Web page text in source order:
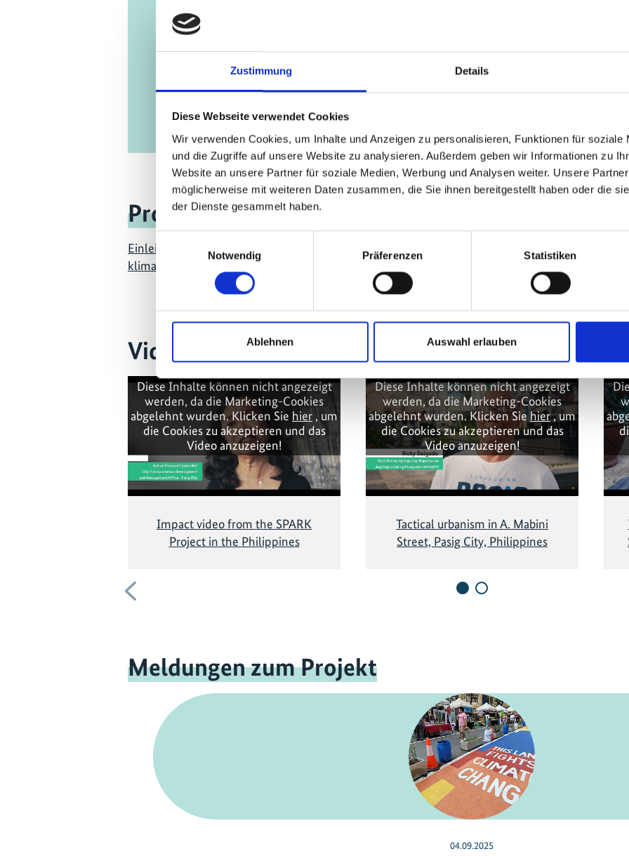
Zustimmung Details
Diese Webseite verwendet Cookies
Wir verwenden Cookies, um Inhalte und Anzeigen zu personalisieren, Funktionen für soziale
und die Zugriffe auf unsere Website zu analysieren. Außerdem geben wir Informationen zu
Website an unsere Partner für soziale Medien, Werbung und Analysen weiter. Unsere
möglicherweise mit weiteren Daten zusammen, die Sie ihnen bereitgestellt haben oder die
der Dienste gesammelt haben.
Notwendig
Präferenzen Statistiken
Ablehnen Auswahl erlauben
mehr Publikationen
Projekt
Einleitung nachhaltiger Mobilitätsaktionen für
klimafreundliche Städte (SPARK)
Videos zum Projekt
Vorherige
Diese Inhalte können nicht angezeigt
werden, da die Marketing-Cookies
abgelehnt wurden. Klicken Sie hier , um
die Cookies zu akzeptieren und das
Video anzuzeigen!
Impact video from the SPARK
Project in the Philippines
Diese Inhalte können nicht angezeigt
werden, da die Marketing-Cookies
abgelehnt wurden. Klicken Siehier, um
die Cookies zu akzeptieren und das
Video anzuzeigen!
Tactical urbanism in A. Mabini
Street, Pasig City, Philippines
Meldungen zum Projekt
04.09.2025